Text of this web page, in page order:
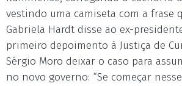
vestindo uma camiseta com a frase
Gabriela Hardt disse ao ex-
primeiro depoimento à Justiça de
Sérgio Moro deixar o caso para
no novo governo: “Se começar